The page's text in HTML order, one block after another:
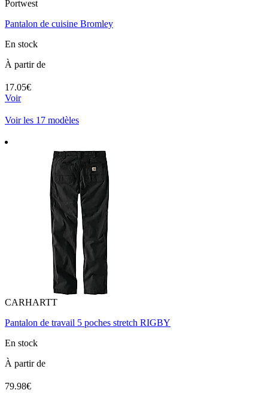
Portwest
Pantalon de cuisine Bromley
En stock
À partir de
17.05€
Voir
Voir les 17 modèles
CARHARTT
Pantalon de travail 5 poches stretch RIGBY
En stock
À partir de
79.98€